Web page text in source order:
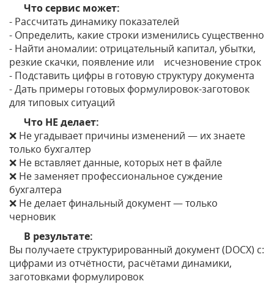
Что сервис может:
- Рассчитать динамику показателей
- Определить, какие строки изменились существенно
- Найти аномалии: отрицательный капитал, убытки,
резкие скачки, появление или исчезновение строк
- Подставить цифры в готовую структуру документа
- Дать примеры готовых формулировок-заготовок
для типовых ситуаций
Что НЕ делает:
❌ Не угадывает причины изменений — их знаете
только бухгалтер
❌ Не вставляет данные, которых нет в файле
❌ Не заменяет профессиональное суждение
бухгалтера
❌ Не делает финальный документ — только
черновик
В результате:
Вы получаете структурированный документ (DOCX) с:
цифрами из отчётности, расчётами динамики,
заготовками формулировок